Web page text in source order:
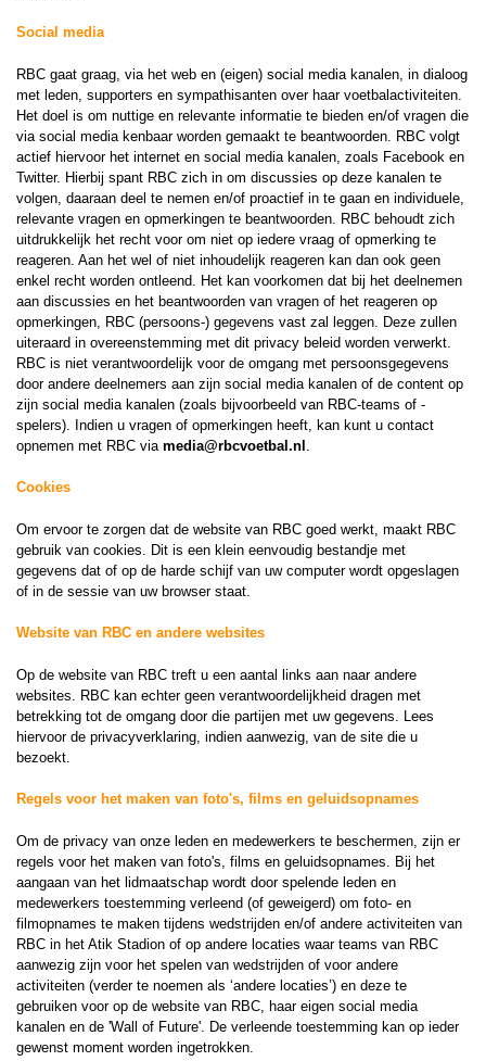
Social media
RBC gaat graag, via het web en (eigen) social media kanalen, in dialoog
met leden, supporters en sympathisanten over haar voetbalactiviteiten.
Het doel is om nuttige en relevante informatie te bieden en/of vragen die
via social media kenbaar worden gemaakt te beantwoorden. RBC volgt
actief hiervoor het internet en social media kanalen, zoals Facebook en
Twitter. Hierbij spant RBC zich in om discussies op deze kanalen te
volgen, daaraan deel te nemen en/of proactief in te gaan en individuele,
relevante vragen en opmerkingen te beantwoorden. RBC behoudt zich
uitdrukkelijk het recht voor om niet op iedere vraag of opmerking te
reageren. Aan het wel of niet inhoudelijk reageren kan dan ook geen
enkel recht worden ontleend. Het kan voorkomen dat bij het deelnemen
aan discussies en het beantwoorden van vragen of het reageren op
opmerkingen, RBC (persoons-) gegevens vast zal leggen. Deze zullen
uiteraard in overeenstemming met dit privacy beleid worden verwerkt.
RBC is niet verantwoordelijk voor de omgang met persoonsgegevens
door andere deelnemers aan zijn social media kanalen of de content op
zijn social media kanalen (zoals bijvoorbeeld van RBC-teams of -
spelers). Indien u vragen of opmerkingen heeft, kan kunt u contact
opnemen met RBC via media@rbcvoetbal.nl .
Cookies
Om ervoor te zorgen dat de website van RBC goed werkt, maakt RBC
gebruik van cookies. Dit is een klein eenvoudig bestandje met
gegevens dat of op de harde schijf van uw computer wordt opgeslagen
of in de sessie van uw browser staat.
Website van RBC en andere websites
Op de website van RBC treft u een aantal links aan naar andere
websites. RBC kan echter geen verantwoordelijkheid dragen met
betrekking tot de omgang door die partijen met uw gegevens. Lees
hiervoor de privacyverklaring, indien aanwezig, van de site die u
bezoekt.
Regels voor het maken van foto's, films en geluidsopnames
Om de privacy van onze leden en medewerkers te beschermen, zijn er
regels voor het maken van foto's, films en geluidsopnames. Bij het
aangaan van het lidmaatschap wordt door spelende leden en
medewerkers toestemming verleend (of geweigerd) om foto- en
filmopnames te maken tijdens wedstrijden en/of andere activiteiten van
RBC in het Atik Stadion of op andere locaties waar teams van RBC
aanwezig zijn voor het spelen van wedstrijden of voor andere
activiteiten (verder te noemen als ‘andere locaties’) en deze te
gebruiken voor op de website van RBC, haar eigen social media
kanalen en de 'Wall of Future'. De verleende toestemming kan op ieder
gewenst moment worden ingetrokken.